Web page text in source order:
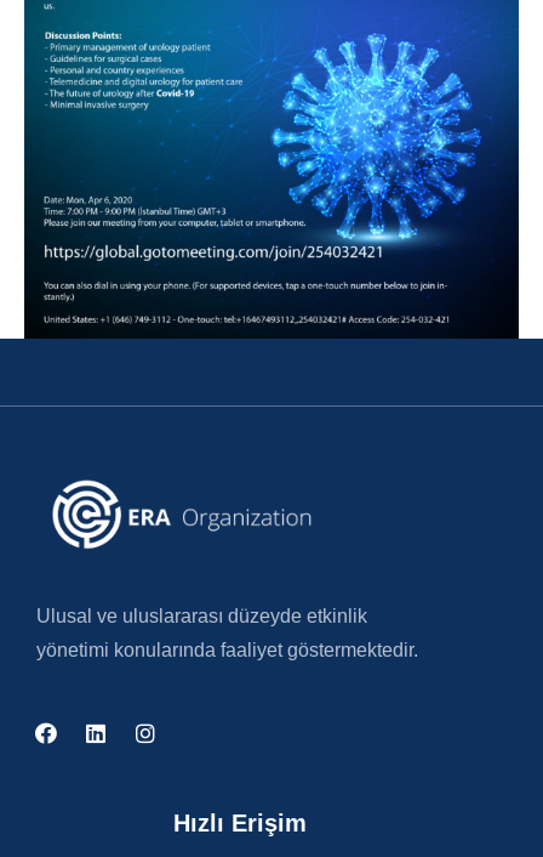
Ulusal ve uluslararası düzeyde etkinlik
yönetimi konularında faaliyet göstermektedir.
Hızlı Erişim